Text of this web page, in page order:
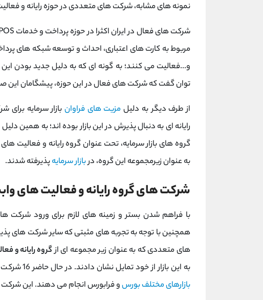
نمونه های مشابه، شرکت های متعددی در حوزه رایانه و
مربوط به کارت های اعتباری، احداث و توسعه شبکه های
و...فعالیت می کنند؛ به گونه ای که به دلیل جدید بودن
توان گفت که شرکت های فعال در این حوزه، پیشگامان
از طرف دیگر به دلیل مزیت های فراوان بازار سرمایه
رایانه ای به دنبال پذیرش در این بازار بوده اند؛ به همین
گروه های بازار سرمایه، تحت عنوان گروه رایانه و
به عنوان زیرمجموعه این گروه، دربازار سرمایهپذیرفته شدند.
شرکت های گروه رایانه و فعالیت های
با فراهم شدن بستر و زمینه های لازم برای ورود شرکت
همچنین با توجه به تجربه های مثبتی که سایر شرکت های
های متعددی که به عنوان زیر مجموعه ای ازگروه رایانه و
به این بازار از خود تمایل نشان دادند. در حال حاضر 16 شرکت در این گروه پذیرش شده اند و معاملات خود را در
بازارهای مختلف بورسو فرابورس انجام می دهند. این شرکت